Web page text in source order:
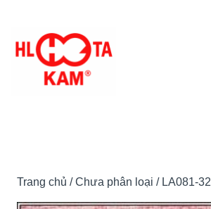
đến
Trang chủ /Chưa phân loại / LA081-32